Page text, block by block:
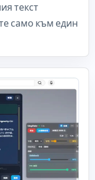
текст
само към един